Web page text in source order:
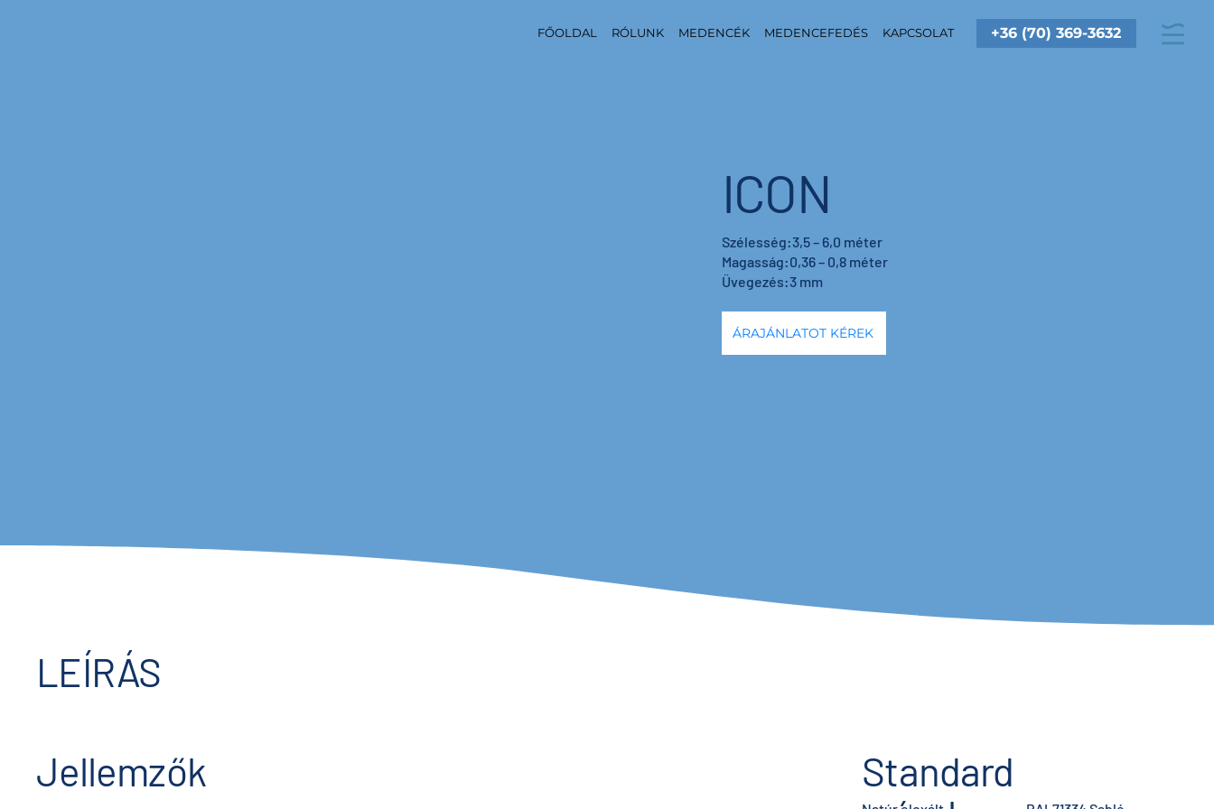
FŐOLDAL RÓLUNK MEDENCÉK MEDENCEFEDÉS KAPCSOLAT +36 (70) 369-3632
ICON
Szélesség:3,5 – 6,0 méter
Magasság:0,36 – 0,8 méter
Üvegezés:3 mm
ÁRAJÁNLATOT KÉREK
LEÍRÁS
Jellemzők
Standard